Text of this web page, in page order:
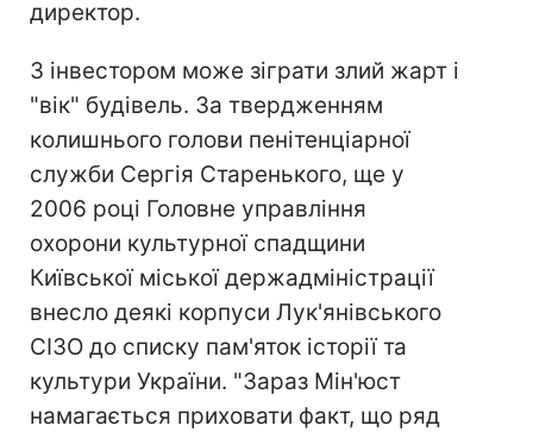
директор.
З інвестором може зіграти злий жарт і
"вік" будівель. За твердженням
колишнього голови пенітенціарної
служби Сергія Старенького, ще у
2006 році Головне управління
охорони культурної спадщини
Київської міської держадміністрації
внесло деякі корпуси Лук'янівського
СІЗО до списку пам'яток історії та
культури України. "Зараз Мін'юст
намагається приховати факт, що ряд